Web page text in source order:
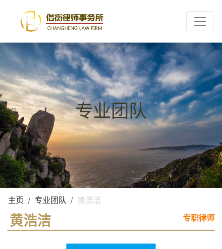
专业团队
主页 专业团队 黄浩洁
黄浩洁 专职律师